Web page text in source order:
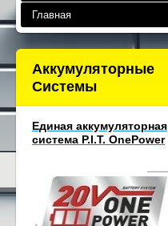
Главная
Аккумуляторные
Системы
Единая аккумуляторная
система P.I.T. OnePower